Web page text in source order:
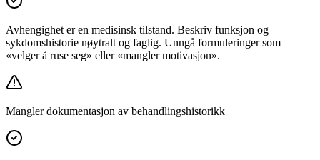
Avhengighet er en medisinsk tilstand. Beskriv funksjon og
sykdomshistorie nøytralt og faglig. Unngå formuleringer som
«velger å ruse seg» eller «mangler motivasjon».
Mangler dokumentasjon av behandlingshistorikk